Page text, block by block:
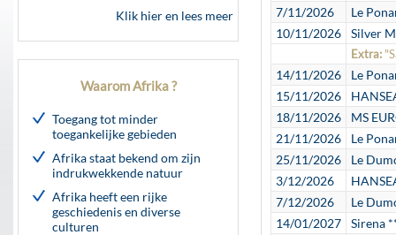
Klik hier en lees meer
Waarom Afrika ?
Toegang tot minder
toegankelijke gebieden
Afrika staat bekend om zijn
indrukwekkende natuur
Afrika heeft een rijke
geschiedenis en diverse
culturen
7/11/2026
Le
10/11/2026
Silver
Extra:
14/11/2026
Le
15/11/2026
18/11/2026
MS
21/11/2026
Le
25/11/2026
Le
3/12/2026
7/12/2026
Le
14/01/2027
Sirena